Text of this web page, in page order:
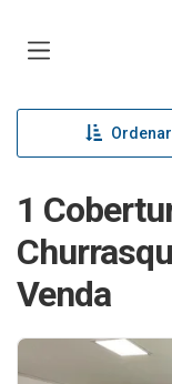
Ordenar
1
Venda